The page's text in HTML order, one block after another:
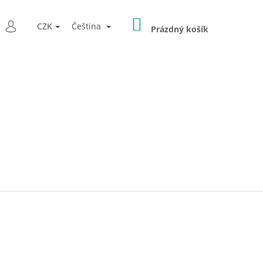
PŘIHLÁŠENÍ
CZK Čeština NÁKUPNÍ
KOŠÍK
Prázdný košík